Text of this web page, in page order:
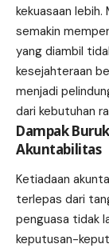
kekuasaan
semakin
yang diambil
kesejahteraan
menjadi
dari kebutuhan
Dampak
Akuntabilitas
Ketiadaan
terlepas dari
penguasa tidak
keputusan-